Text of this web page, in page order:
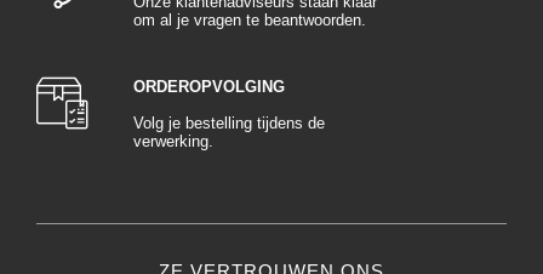
om al je vragen te beantwoorden.
ORDEROPVOLGING
Volg je bestelling tijdens de
verwerking.